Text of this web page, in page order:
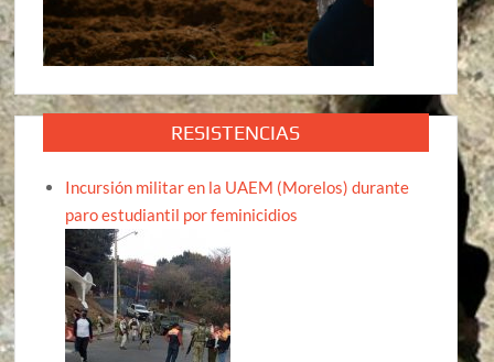
RESISTENCIAS
Incursión militar en la UAEM (Morelos) durante
paro estudiantil por feminicidios